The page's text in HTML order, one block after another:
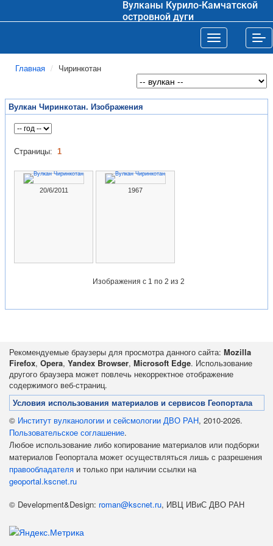
Вулканы Курило-Камчатской
островной дуги
Toggle
Главная Чиринкотан
Вулкан Чиринкотан. Изображения
Страницы: 1
20/6/2011 1967
Изображения с 1 по 2 из 2
Рекомендуемые браузеры для просмотра данного сайта: Mozilla
Firefox, Opera, Yandex Browser, Microsoft Edge. Использование
другого браузера может повлечь некорректное отображение
содержимого веб-страниц.
Условия использования материалов и сервисов Геопортала
© Институт вулканологии и сейсмологии ДВО РАН, 2010-2026.
Пользовательское соглашение.
Любое использование либо копирование материалов или подборки
материалов Геопортала может осуществляться лишь с разрешения
правообладателя и только при наличии ссылки на
geoportal.kscnet.ru
© Development&Design: roman@kscnet.ru, ИВЦ ИВиС ДВО РАН